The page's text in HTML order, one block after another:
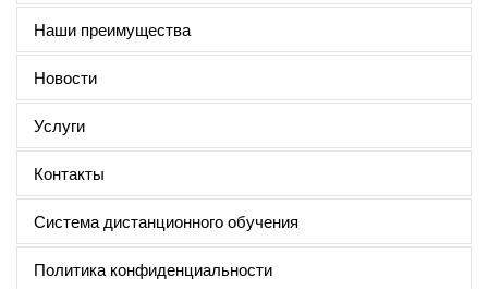
Наши преимущества
Новости
Услуги
Контакты
Система дистанционного обучения
Политика конфиденциальности